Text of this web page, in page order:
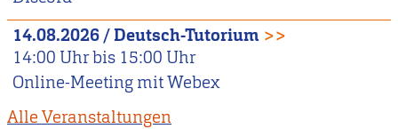
14.08.2026/Deutsch-Tutorium >>
14:00 Uhr bis 15:00 Uhr
Online-Meeting mit Webex
Alle Veranstaltungen